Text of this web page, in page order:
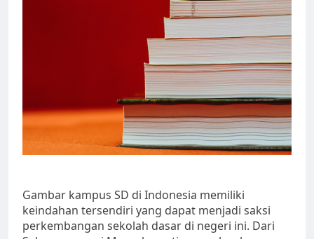
Gambar kampus SD di Indonesia memiliki
keindahan tersendiri yang dapat menjadi saksi
perkembangan sekolah dasar di negeri ini. Dari